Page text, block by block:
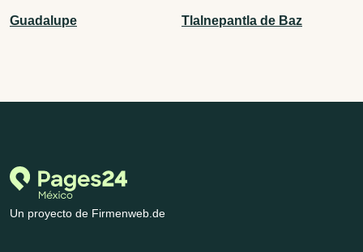
Guadalupe Tlalnepantla de Baz
Un proyecto de Firmenweb.de